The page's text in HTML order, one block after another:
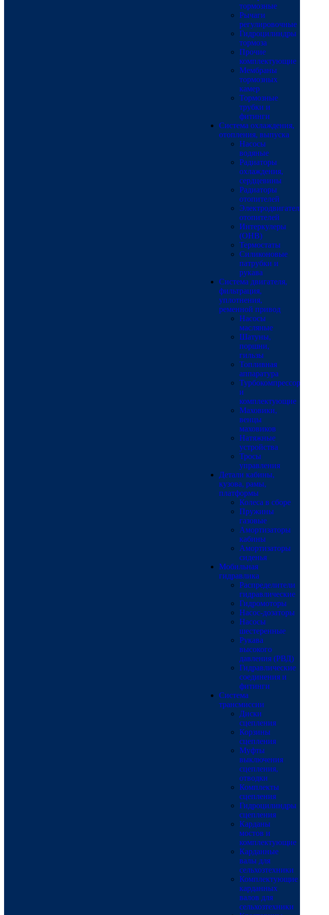
тормозные
Рычаги
регулировочные
Гидроцилиндры
тормоза
Прочие
комплектующие
Мембраны
тормозных
камер
Тормозные
трубки и
фитинги
Система охлаждения,
отопления, выпуска
Насосы
водяные
Радиаторы
охлаждения,
сердцевины
Радиаторы
отопителей
Электродвигатели
отопителей
Интеркулеры
(ОНВ)
Термостаты
Силиконовые
патрубки и
рукава
Система двигателя,
фильтрация,
уплотнения,
ременной привод
Насосы
масляные
Шатуны,
поршни,
гильзы
Топливная
аппаратура
Турбокомпрессоры
и
комплектующие
Маховики,
венцы
маховиков
Натяжные
устройства
Тросы
управления
Детали кабины,
кузова, рамы,
платформы
Колеса в сборе
Пружины
газовые
Амортизаторы
кабины
Амортизаторы
сиденья
Мобильная
гидравлика
Распределители
гидравлические
Гидромоторы
Насос-дозаторы
Насосы
шестеренные
Рукава
высокого
давления (РВД)
Гидравлические
соединения и
фитинги
Система
трансмиссии
Диски
сцепления
Корзины
сцепления
Муфты
выключения
сцепления,
отводки
Комплекты
сцепления
Гидроцилиндры
сцепления
Карданы
мостов и
комплектующие
Карданные
валы для
сельхозтехники
Комплектующие
карданных
валов для
сельхозтехники